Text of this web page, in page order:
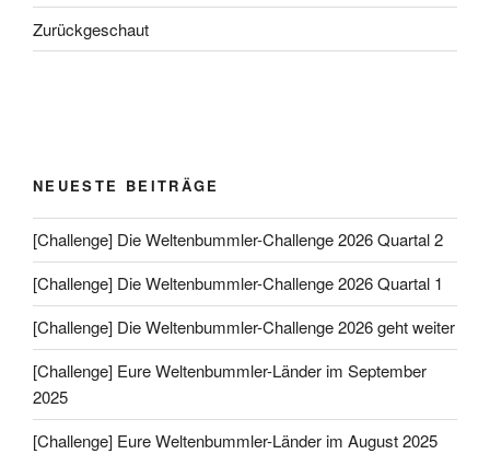
Zurückgeschaut
NEUESTE BEITRÄGE
[Challenge] Die Weltenbummler-Challenge 2026 Quartal 2
[Challenge] Die Weltenbummler-Challenge 2026 Quartal 1
[Challenge] Die Weltenbummler-Challenge 2026 geht weiter
[Challenge] Eure Weltenbummler-Länder im September
2025
[Challenge] Eure Weltenbummler-Länder im August 2025